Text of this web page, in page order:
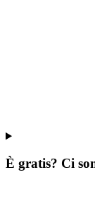
È gratis? Ci